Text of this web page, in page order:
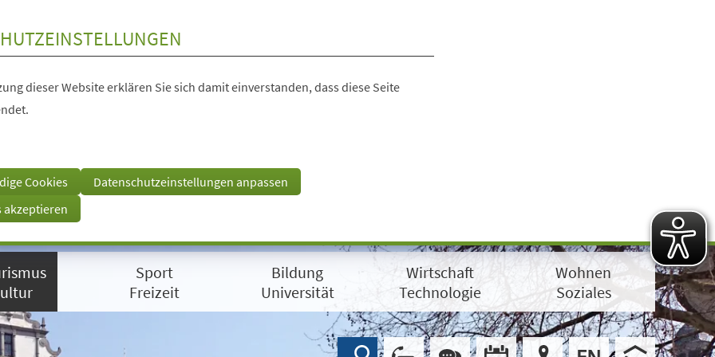
dieser Website erklären Sie sich damit einverstanden, dass diese Seite
Cookies
Datenschutzeinstellungen anpassen
akzeptieren
Sport
Freizeit
Bildung
Universität
Wirtschaft
Technologie
Wohnen
Soziales